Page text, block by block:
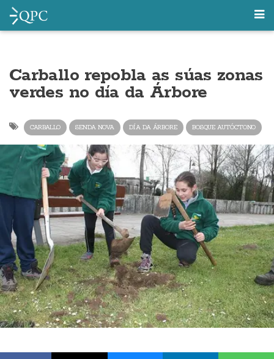
Carballo repobla as súas zonas
verdes no día da Árbore
CARBALLO SENDA NOVA DÍA DA ÁRBORE BOSQUE AUTÓCTONO